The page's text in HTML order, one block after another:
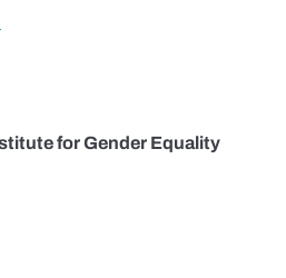
for Gender Equality